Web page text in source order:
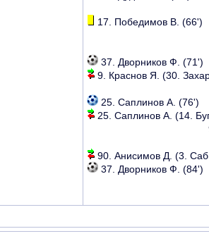
17. Победимов В. (66')
37. Дворников Ф. (71')
9. Краснов Я. (30.
25. Саплинов А. (76')
25. Саплинов А. (14.
90. Анисимов Д. (3.
37. Дворников Ф. (84')